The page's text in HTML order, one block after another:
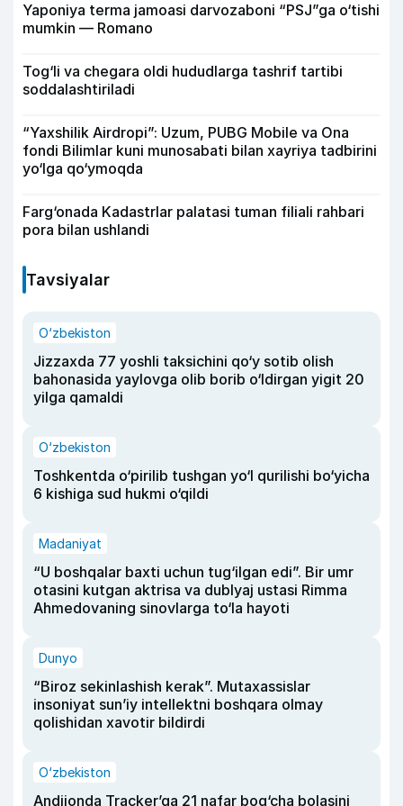
Yaponiya terma jamoasi darvozaboni “PSJ”ga o‘tishi
mumkin — Romano
Tog‘li va chegara oldi hududlarga tashrif tartibi
soddalashtiriladi
“Yaxshilik Airdropi”: Uzum, PUBG Mobile va Ona
fondi Bilimlar kuni munosabati bilan xayriya tadbirini
yo‘lga qo‘ymoqda
Farg‘onada Kadastrlar palatasi tuman filiali rahbari
pora bilan ushlandi
Tavsiyalar
O‘zbekiston
Jizzaxda 77 yoshli taksichini qo‘y sotib olish
bahonasida yaylovga olib borib o‘ldirgan yigit 20
yilga qamaldi
O‘zbekiston
Toshkentda o‘pirilib tushgan yo‘l qurilishi bo‘yicha
6 kishiga sud hukmi o‘qildi
Madaniyat
“U boshqalar baxti uchun tug‘ilgan edi”. Bir umr
otasini kutgan aktrisa va dublyaj ustasi Rimma
Ahmedovaning sinovlarga to‘la hayoti
Dunyo
“Biroz sekinlashish kerak”. Mutaxassislar
insoniyat sun’iy intellektni boshqara olmay
qolishidan xavotir bildirdi
O‘zbekiston
Andijonda Tracker’ga 21 nafar bog‘cha bolasini